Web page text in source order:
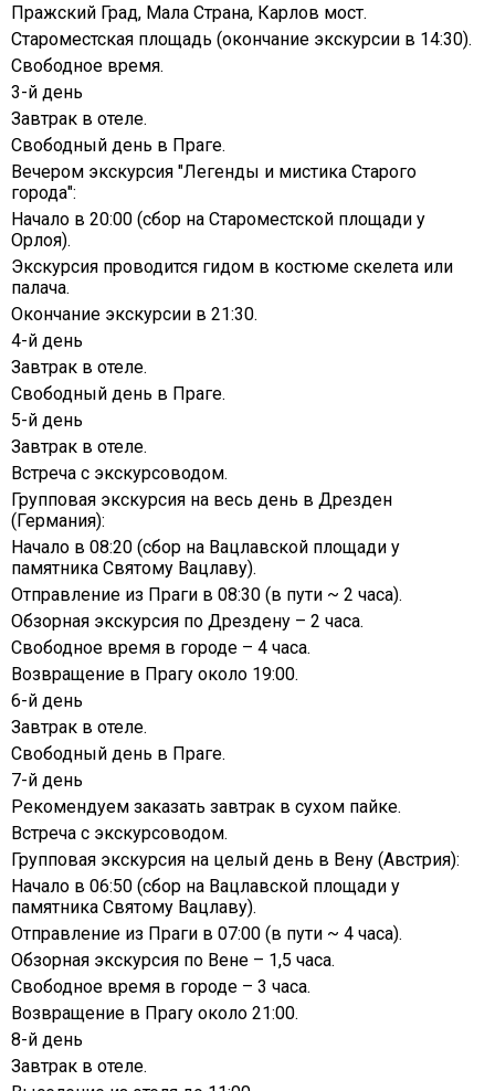
Пражский Град, Мала Страна, Карлов мост.
Староместская площадь (окончание экскурсии в 14:30).
Свободное время.
3-й день
Завтрак в отеле.
Свободный день в Праге.
Вечером экскурсия "Легенды и мистика Старого
города":
Начало в 20:00 (сбор на Староместской площади у
Орлоя).
Экскурсия проводится гидом в костюме скелета или
палача.
Окончание экскурсии в 21:30.
4-й день
Завтрак в отеле.
Свободный день в Праге.
5-й день
Завтрак в отеле.
Встреча с экскурсоводом.
Групповая экскурсия на весь день в Дрезден
(Германия):
Начало в 08:20 (сбор на Вацлавской площади у
памятника Святому Вацлаву).
Отправление из Праги в 08:30 (в пути ~ 2 часа).
Обзорная экскурсия по Дрездену – 2 часа.
Свободное время в городе – 4 часа.
Возвращение в Прагу около 19:00.
6-й день
Завтрак в отеле.
Свободный день в Праге.
7-й день
Рекомендуем заказать завтрак в сухом пайке.
Встреча с экскурсоводом.
Групповая экскурсия на целый день в Вену (Австрия):
Начало в 06:50 (сбор на Вацлавской площади у
памятника Святому Вацлаву).
Отправление из Праги в 07:00 (в пути ~ 4 часа).
Обзорная экскурсия по Вене – 1,5 часа.
Свободное время в городе – 3 часа.
Возвращение в Прагу около 21:00.
8-й день
Завтрак в отеле.